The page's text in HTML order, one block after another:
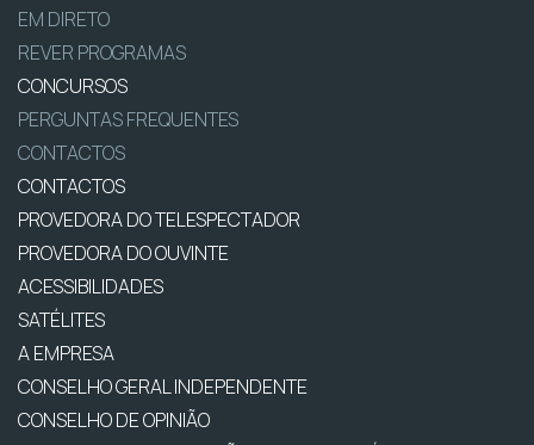
EM DIRETO
REVER PROGRAMAS
CONCURSOS
PERGUNTAS FREQUENTES
CONTACTOS
CONTACTOS
PROVEDORA DO TELESPECTADOR
PROVEDORA DO OUVINTE
ACESSIBILIDADES
SATÉLITES
A EMPRESA
CONSELHO GERAL INDEPENDENTE
CONSELHO DE OPINIÃO